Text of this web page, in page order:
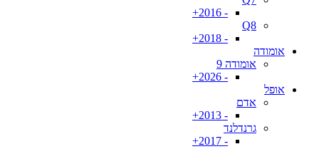
- 2016+
Q8
- 2018+
אומודה
אומודה 9
- 2026+
אופל
אדם
- 2013+
גרנדלנד
- 2017+